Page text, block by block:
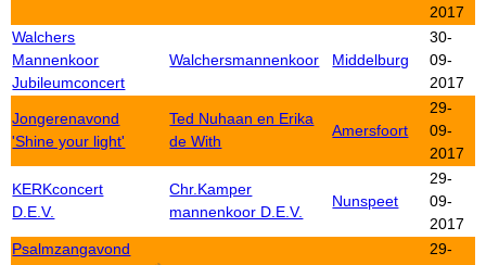
2017
Walchers
Mannenkoor
Jubileumconcert
Walchersmannenkoor Middelburg
30-
09-
2017
Jongerenavond
'Shine your light'
Ted Nuhaan en Erika
de With
Amersfoort
29-
09-
2017
KERKconcert
D.E.V.
Chr.Kamper
mannenkoor D.E.V.
Nunspeet
29-
09-
2017
Psalmzangavond
29-